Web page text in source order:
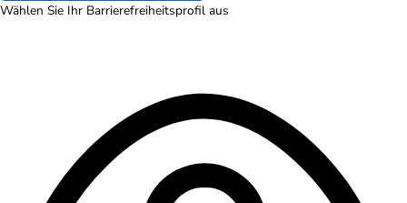
Wählen Sie Ihr Barrierefreiheitsprofil aus